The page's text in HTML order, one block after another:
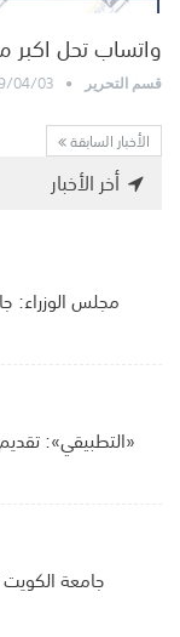
واتساب تحل
قسم التحرير 04/03
الأخبار السابقة
أخر الأخبار
مجلس الوزراء:
«التطبيقي»:
جامعة الكويت